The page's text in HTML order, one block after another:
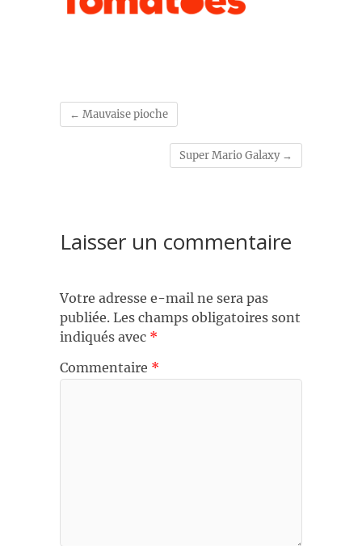
← Mauvaise pioche
Super Mario Galaxy →
Laisser un commentaire
Votre adresse e-mail ne sera pas
publiée. Les champs obligatoires sont
indiqués avec *
Commentaire *